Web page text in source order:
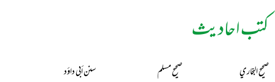
کتب احادیث
صحيح البخاري صحيح مسلم
سنن أبي داؤد